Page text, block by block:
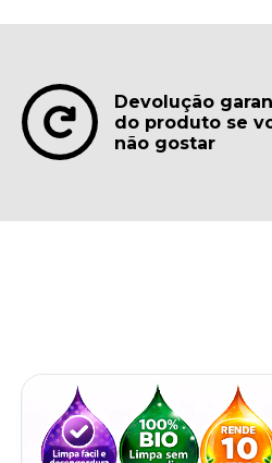
Devolução
do produto se
não gostar